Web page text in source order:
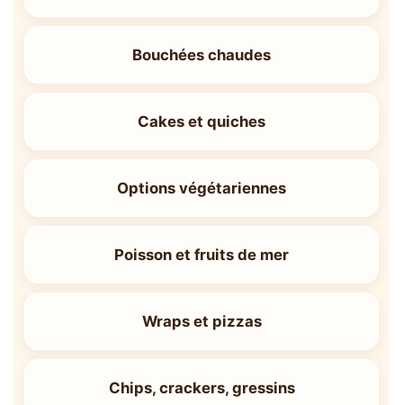
Bouchées chaudes
Cakes et quiches
Options végétariennes
Poisson et fruits de mer
Wraps et pizzas
Chips, crackers, gressins